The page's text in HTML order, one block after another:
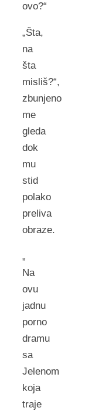
ovo?“
„Šta,
na
šta
misliš?“,
zbunjeno
me
gleda
dok
mu
stid
polako
preliva
obraze.
„
Na
ovu
jadnu
porno
dramu
sa
Jelenom
koja
traje